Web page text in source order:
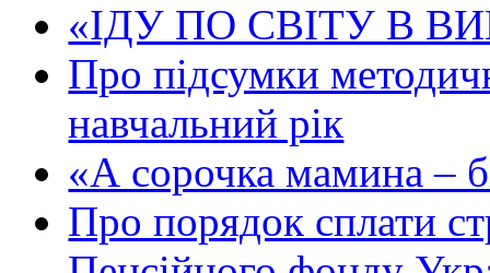
«ІДУ ПО СВІТУ В
Про підсумки
навчальний рік
«А сорочка мамина –
Про порядок сплати